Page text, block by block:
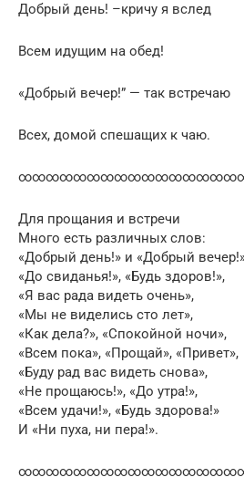
Добрый день! –кричу я вслед
Всем идущим на обед!
«Добрый вечер!” — так встречаю
Всех, домой спешащих к чаю.
Для прощания и встречи
Много есть различных слов:
«Добрый день!» и «Добрый
«До свиданья!», «Будь здоров!»,
«Я вас рада видеть очень»,
«Мы не виделись сто лет»,
«Как дела?», «Спокойной ночи»,
«Всем пока», «Прощай», «Привет»,
«Буду рад вас видеть снова»,
«Не прощаюсь!», «До утра!»,
«Всем удачи!», «Будь здорова!»
И «Ни пуха, ни пера!».